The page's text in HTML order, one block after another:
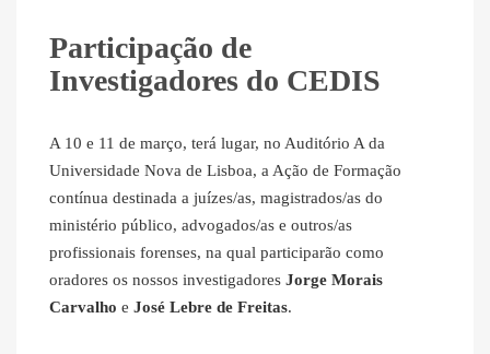
Participação de
Investigadores do CEDIS
A 10 e 11 de março, terá lugar, no Auditório A da
Universidade Nova de Lisboa, a Ação de Formação
contínua destinada a juízes/as, magistrados/as do
ministério público, advogados/as e outros/as
profissionais forenses, na qual participarão como
oradores os nossos investigadores Jorge Morais
Carvalho e José Lebre de Freitas.